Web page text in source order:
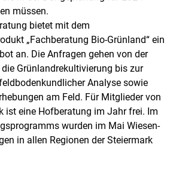
müssen.
bietet mit dem
„Fachberatung Bio-Grünland“ ein
an. Die Anfragen gehen von der
Grünlandrekultivierung bis zur
Analyse sowie
am Feld. Für Mitglieder von
ist eine Hofberatung im Jahr frei. Im
wurden im Mai Wiesen-
in allen Regionen der Steiermark